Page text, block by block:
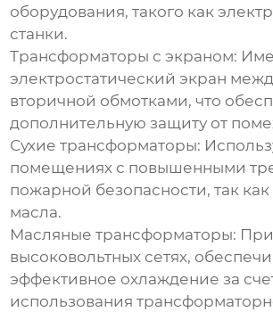
оборудования, такого как
станки.
Трансформаторы с экраном:
электростатический экран
вторичной обмотками, что
дополнительную защиту от
Сухие трансформаторы:
помещениях с повышенными
пожарной безопасности, так
масла.
Масляные трансформаторы:
высоковольтных сетях,
эффективное охлаждение за
использования